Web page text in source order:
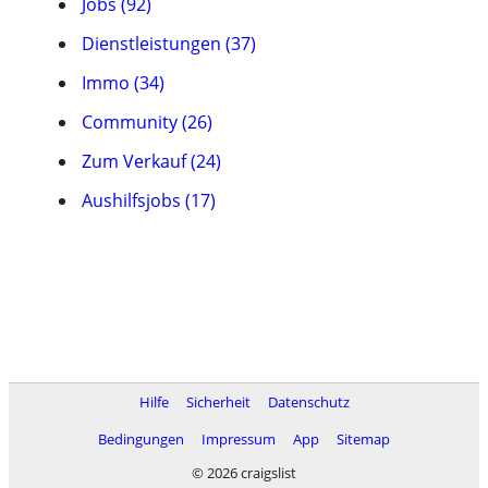
Dienstleistungen (37)
Immo (34)
Community (26)
Zum Verkauf (24)
Aushilfsjobs (17)
Hilfe Sicherheit
Datenschutz
Bedingungen
Impressum App
Sitemap
© 2026 craigslist